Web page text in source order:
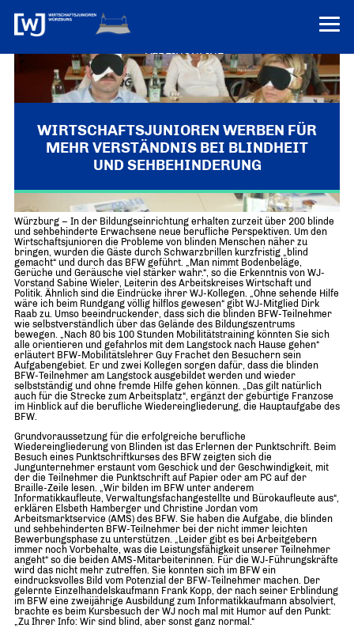
VEREINONLINE
AKTUELLES
ÜBER UNS
Über uns
Forum „Junge Wirtschaft“ – Mitgliedermagazin
Mitglieder
UNSER NETZWERK
Mitglieder
Senatoren
TERMINE
PRESSEMELDUNGEN
PROJEKTE
INFORMATIONEN
Ziele
Imagefilm
Merchandising-Klamotten
WIRTSCHAFTSJUNIOREN WERBEN FÜR
MEHR VERSTÄNDNIS BEI BLINDHEIT
UND SEHBEHINDERUNG
Würzburg – In der Bildungseinrichtung erhalten zurzeit über 200 blinde
und sehbehinderte Erwachsene neue berufliche Perspektiven. Um den
Wirtschaftsjunioren die Probleme von blinden Menschen näher zu
bringen, wurden die Gäste durch Schwarzbrillen kurzfristig „blind
gemacht“ und durch das BFW geführt. „Man nimmt Bodenbeläge,
Gerüche und Geräusche viel stärker wahr.“, so die Erkenntnis von WJ-
Vorstand Sabine Wieler, Leiterin des Arbeitskreises Wirtschaft und
Politik. Ähnlich sind die Eindrücke ihrer WJ-Kollegen. „Ohne sehende Hilfe
wäre ich beim Rundgang völlig hilflos gewesen“ gibt WJ-Mitglied Dirk
Raab zu. Umso beeindruckender, dass sich die blinden BFW-Teilnehmer
wie selbstverständlich über das Gelände des Bildungszentrums
bewegen. „Nach 80 bis 100 Stunden Mobilitätstraining könnten Sie sich
alle orientieren und gefahrlos mit dem Langstock nach Hause gehen“
erläutert BFW-Mobilitätslehrer Guy Frachet den Besuchern sein
Aufgabengebiet. Er und zwei Kollegen sorgen dafür, dass die blinden
BFW-Teilnehmer am Langstock ausgebildet werden und wieder
selbstständig und ohne fremde Hilfe gehen können. „Das gilt natürlich
auch für die Strecke zum Arbeitsplatz“, ergänzt der gebürtige Franzose
im Hinblick auf die berufliche Wiedereingliederung, die Hauptaufgabe des
BFW.
Grundvoraussetzung für die erfolgreiche berufliche
Wiedereingliederung von Blinden ist das Erlernen der Punktschrift. Beim
Besuch eines Punktschriftkurses des BFW zeigten sich die
Jungunternehmer erstaunt vom Geschick und der Geschwindigkeit, mit
der die Teilnehmer die Punktschrift auf Papier oder am PC auf der
Braille-Zeile lesen. „Wir bilden im BFW unter anderem
Informatikkaufleute, Verwaltungsfachangestellte und Bürokaufleute aus“,
erklären Elsbeth Hamberger und Christine Jordan vom
Arbeitsmarktservice (AMS) des BFW. Sie haben die Aufgabe, die blinden
und sehbehinderten BFW-Teilnehmer bei der nicht immer leichten
Bewerbungsphase zu unterstützen. „Leider gibt es bei Arbeitgebern
immer noch Vorbehalte, was die Leistungsfähigkeit unserer Teilnehmer
angeht“ so die beiden AMS-Mitarbeiterinnen. Für die WJ-Führungskräfte
wird das nicht mehr zutreffen. Sie konnten sich im BFW ein
eindrucksvolles Bild vom Potenzial der BFW-Teilnehmer machen. Der
gelernte Einzelhandelskaufmann Frank Kopp, der nach seiner Erblindung
im BFW eine zweijährige Ausbildung zum Informatikkaufmann absolviert,
brachte es beim Kursbesuch der WJ noch mal mit Humor auf den Punkt:
„Zu Ihrer Info: Wir sind blind, aber sonst ganz normal.“